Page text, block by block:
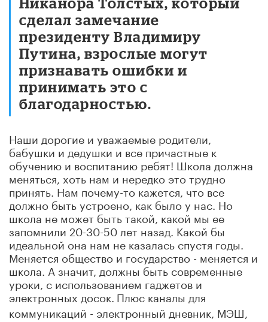
сделал замечание
президенту Владимиру
Путина, взрослые могут
признавать ошибки и
принимать это с
благодарностью.
Наши дорогие и уважаемые родители,
бабушки и дедушки и все причастные к
обучению и воспитанию ребят! Школа должна
меняться, хоть нам и нередко это трудно
принять. Нам почему-то кажется, что все
должно быть устроено, как было у нас. Но
школа не может быть такой, какой мы ее
запомнили 20-30-50 лет назад. Какой бы
идеальной она нам не казалась спустя годы.
Меняется общество и государство - меняется и
школа. А значит, должны быть современные
уроки, с использованием гаджетов и
электронных досок. Плюс каналы для
коммуникаций - электронный дневник, МЭШ,